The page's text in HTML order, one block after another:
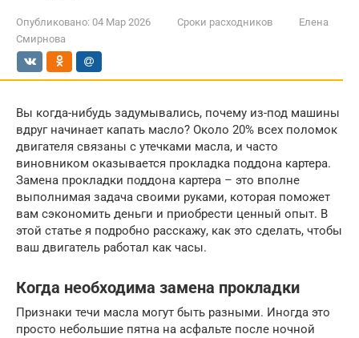
Опубликовано: 04 Мар 2026 Сроки расходников
Елена
Смирнова
Вы когда-нибудь задумывались, почему из-под машины
вдруг начинает капать масло? Около 20% всех поломок
двигателя связаны с утечками масла, и часто
виновником оказывается прокладка поддона картера.
Замена прокладки поддона картера – это вполне
выполнимая задача своими руками, которая поможет
вам сэкономить деньги и приобрести ценный опыт. В
этой статье я подробно расскажу, как это сделать, чтобы
ваш двигатель работал как часы.
Когда необходима замена прокладки
Признаки течи масла могут быть разными. Иногда это
просто небольшие пятна на асфальте после ночной